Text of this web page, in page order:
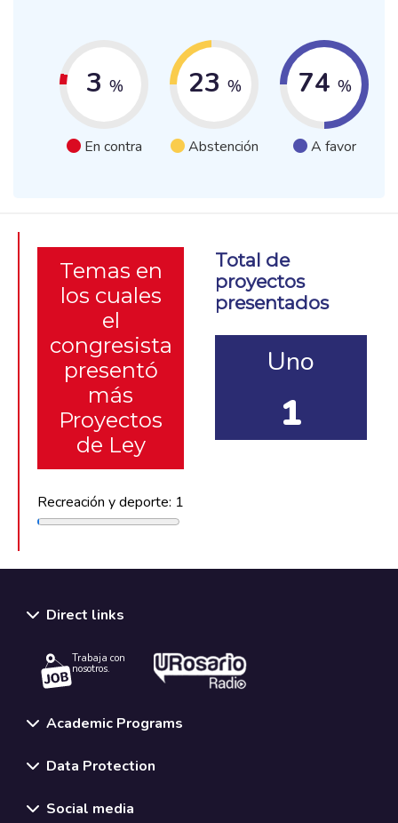
3 %
En contra
23 %
Abstención
74 %
A favor
Temas en
los cuales
el
congresista
presentó
más
Proyectos
de Ley
Recreación y deporte: 1
Total de
proyectos
presentados
Uno
1
Direct links
Trabaja con
nosotros.
Academic Programs
Data Protection
Social media